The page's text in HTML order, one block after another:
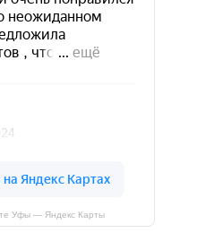
Уфы — Яндекс Карты